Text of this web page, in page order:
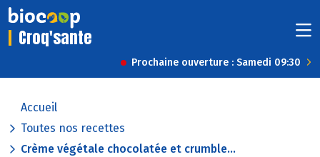
Croq'sante
Prochaine ouverture : Samedi 09:30
Accueil
Toutes nos recettes
Crème végétale chocolatée et crumble...